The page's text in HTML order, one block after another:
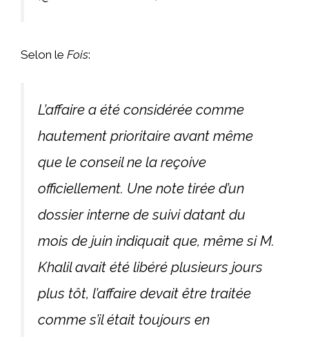
Selon le Fois:
L’affaire a été considérée comme
hautement prioritaire avant même
que le conseil ne la reçoive
officiellement. Une note tirée d’un
dossier interne de suivi datant du
mois de juin indiquait que, même si M.
Khalil avait été libéré plusieurs jours
plus tôt, l’affaire devait être traitée
comme s’il était toujours en